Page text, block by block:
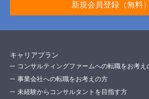
新規会員登録（無料）
キャリアプラン
コンサルティングファームへの転職をお考え
事業会社への転職をお考えの方
未経験からコンサルタントを目指す方